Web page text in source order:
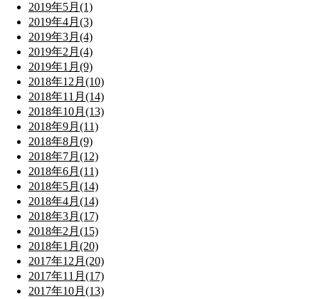
2019年5月(1)
2019年4月(3)
2019年3月(4)
2019年2月(4)
2019年1月(9)
2018年12月(10)
2018年11月(14)
2018年10月(13)
2018年9月(11)
2018年8月(9)
2018年7月(12)
2018年6月(11)
2018年5月(14)
2018年4月(14)
2018年3月(17)
2018年2月(15)
2018年1月(20)
2017年12月(20)
2017年11月(17)
2017年10月(13)